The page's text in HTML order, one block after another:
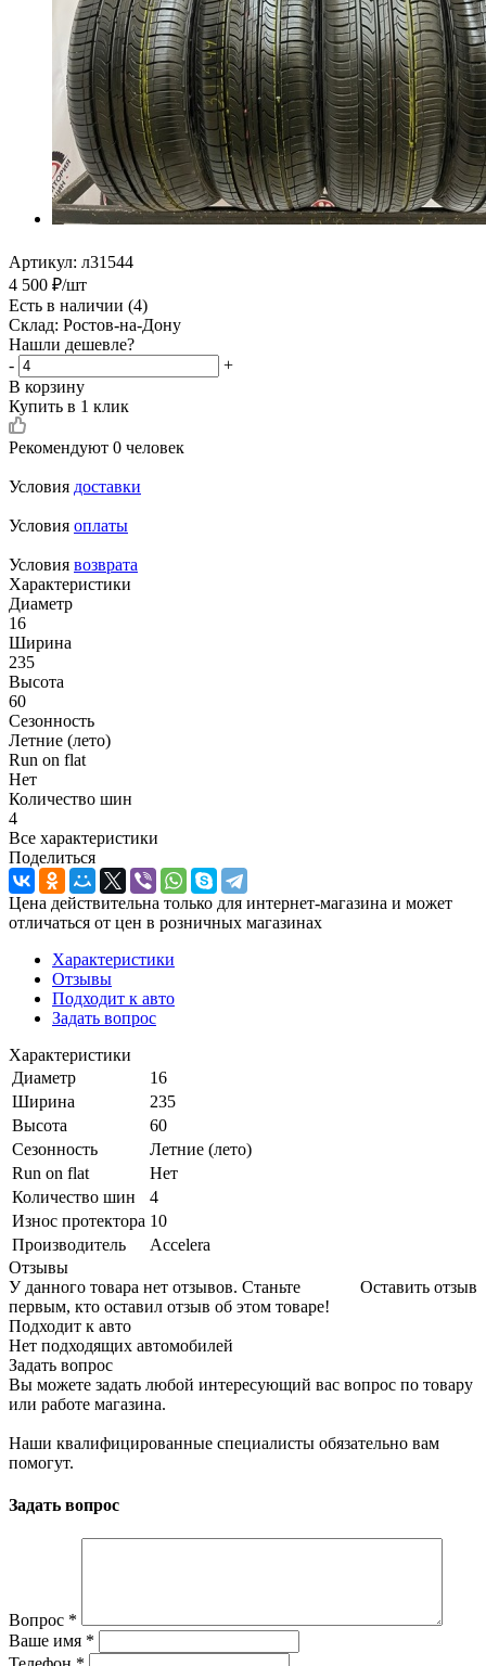
Артикул: л31544
4 500 ₽/шт
Есть в наличии (4)
Склад: Ростов-на-Дону
Нашли дешевле?
-
+
В корзину
Купить в 1 клик
Рекомендуют 0 человек
Условия доставки
Условия оплаты
Условия возврата
Характеристики
Диаметр
16
Ширина
235
Высота
60
Сезонность
Летние (лето)
Run on flat
Нет
Количество шин
4
Все характеристики
Поделиться
Цена действительна только для интернет-магазина и может
отличаться от цен в розничных магазинах
Характеристики
Отзывы
Подходит к авто
Задать вопрос
Характеристики
Диаметр
16
Ширина
235
Высота
60
Сезонность
Летние (лето)
Run on flat
Нет
Количество шин
4
Износ протектора 10
Производитель
Accelera
Отзывы
Оставить отзыв
У данного товара нет отзывов. Станьте
первым, кто оставил отзыв об этом товаре!
Подходит к авто
Нет подходящих автомобилей
Задать вопрос
Вы можете задать любой интересующий вас вопрос по товару
или работе магазина.
Наши квалифицированные специалисты обязательно вам
помогут.
Задать вопрос
Вопрос *
Ваше имя *